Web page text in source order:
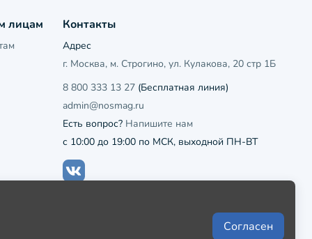
лицам Контакты
Адрес
г. Москва, м. Строгино, ул. Кулакова, 20 стр 1Б
8 800 333 13 27(Бесплатная линия)
admin@nosmag.ru
Есть вопрос? Напишите нам
с 10:00 до 19:00 по МСК, выходной ПН-ВТ
Согласен